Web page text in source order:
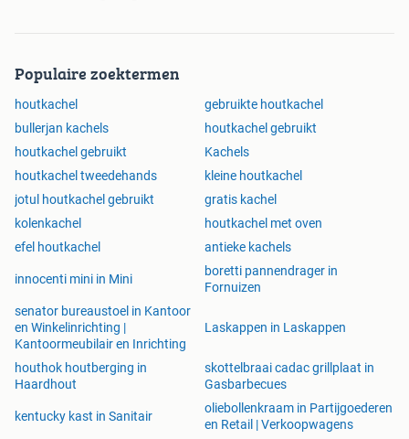
Populaire zoektermen
houtkachel
gebruikte houtkachel
bullerjan kachels
houtkachel gebruikt
houtkachel gebruikt
Kachels
houtkachel tweedehands
kleine houtkachel
jotul houtkachel gebruikt
gratis kachel
kolenkachel
houtkachel met oven
efel houtkachel
antieke kachels
innocenti mini in Mini
boretti pannendrager in
Fornuizen
senator bureaustoel in Kantoor
en Winkelinrichting |
Kantoormeubilair en Inrichting
Laskappen in Laskappen
houthok houtberging in
Haardhout
skottelbraai cadac grillplaat in
Gasbarbecues
kentucky kast in Sanitair
oliebollenkraam in Partijgoederen
en Retail | Verkoopwagens